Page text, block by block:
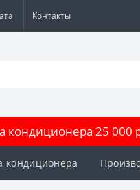
Контакты
25 000
кондиционера